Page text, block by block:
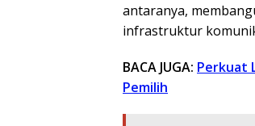
antaranya,
infrastruktur
BACA JUGA: Perkuat
Pemilih